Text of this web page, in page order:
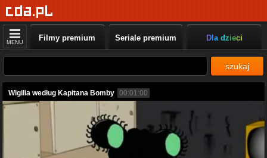
MENU Filmy premium Seriale premium Dla dzieci
szukaj
Wigilia według Kapitana Bomby 00:01:00